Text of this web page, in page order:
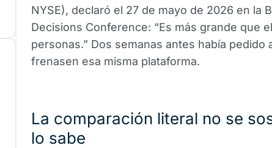
NYSE), declaró el 27 de mayo de 2026 en la
Decisions Conference: “Es más grande que
personas.” Dos semanas antes había pedido
frenasen esa misma plataforma.
La comparación literal no se
lo sabe